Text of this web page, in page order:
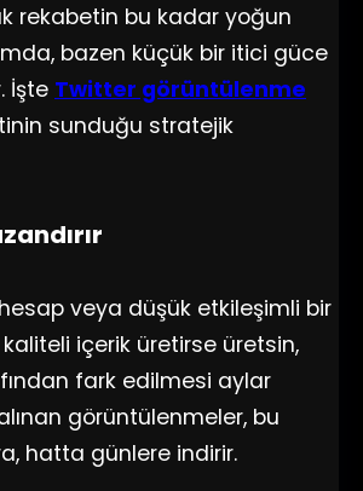
rekabetin bu kadar yoğun
bazen küçük bir itici güce
İşte Twitter görüntülenme
sunduğu stratejik
veya düşük etkileşimli bir
içerik üretirse üretsin,
fark edilmesi aylar
görüntülenmeler, bu
hatta günlere indirir.